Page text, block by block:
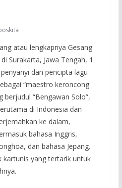
atau lengkapnya Gesang
Surakarta, Jawa Tengah, 1
dan pencipta lagu
“maestro keroncong
berjudul “Bengawan Solo”,
di Indonesia dan
ke dalam,
bahasa Inggris,
dan bahasa Jepang.
kartunis yang tertarik untuk